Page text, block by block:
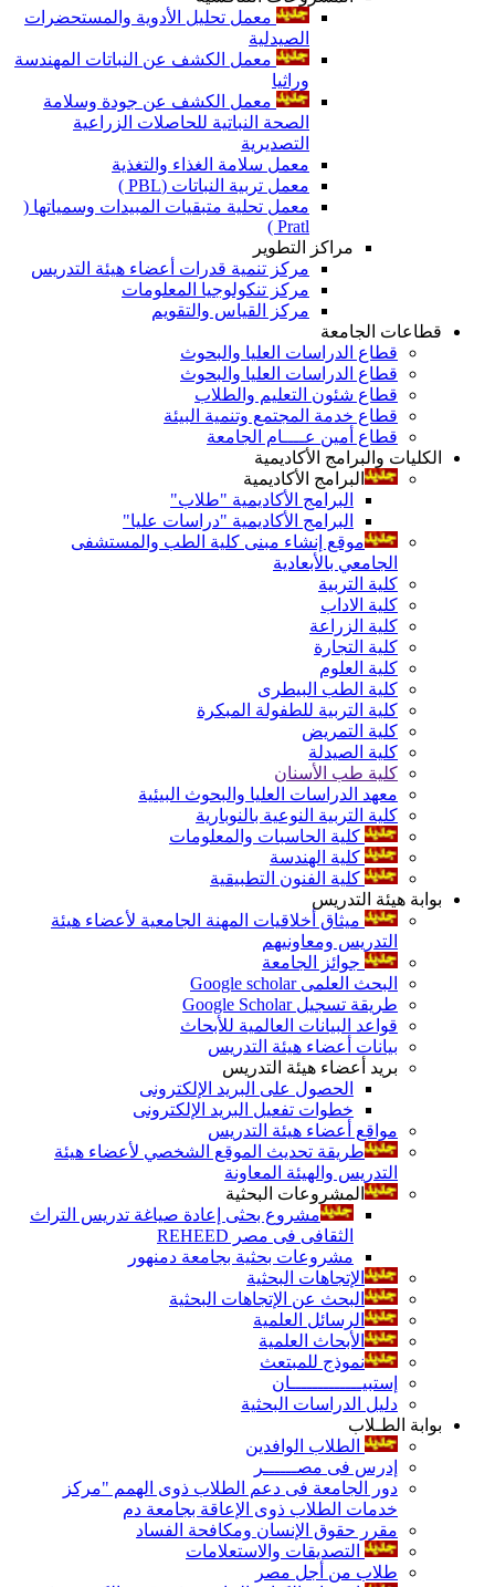
معمل تحليل الأدوية والمستحضرات
الصيدلية
معمل الكشف عن النباتات المهندسة
وراثيا
معمل الكشف عن جودة وسلامة
الصحة النباتية للحاصلات الزراعية
التصديرية
معمل سلامة الغذاء والتغذية
معمل تربية النباتات (PBL )
معمل تحلية متبقيات المبيدات وسمياتها (
Pratl )
مراكز التطوير
مركز تنمية قدرات أعضاء هيئة التدريس
مركز تنكولوجيا المعلومات
مركز القياس والتقويم
قطاعات الجامعة
قطاع الدراسات العليا والبحوث
قطاع الدراسات العليا والبحوث
قطاع شئون التعليم والطلاب
قطاع خدمة المجتمع وتنمية البيئة
قطاع أمين عــــام الجامعة
الكليات والبرامج الأكاديمية
البرامج الأكاديمية
البرامج الأكاديمية "طلاب"
البرامج الأكاديمية "دراسات عليا"
موقع إنشاء مبنى كلية الطب والمستشفى
الجامعي بالأبعادية
كلية التربية
كلية الاداب
كلية الزراعة
كلية التجارة
كلية العلوم
كلية الطب البيطرى
كلية التربية للطفولة المبكرة
كلية التمريض
كلية الصيدلة
كلية طب الأسنان
معهد الدراسات العليا والبحوث البيئية
كلية التربية النوعية بالنوبارية
كلية الحاسبات والمعلومات
كلية الهندسة
كلية الفنون التطبيقية
بوابة هيئة التدريس
ميثاق أخلاقيات المهنة الجامعية لأعضاء هيئة
التدريس ومعاونيهم
جوائز الجامعة
البحث العلمى Google scholar
طريقة تسجيل Google Scholar
قواعد البيانات العالمية للأبحاث
بيانات أعضاء هيئة التدريس
بريد أعضاء هيئة التدريس
الحصول على البريد الإلكترونى
خطوات تفعيل البريد الإلكترونى
مواقع أعضاء هيئة التدريس
طريقة تحديث الموقع الشخصي لأعضاء هيئة
التدريس والهيئة المعاونة
المشروعات البحثية
مشروع بحثى إعادة صياغة تدريس التراث
الثقافى فى مصر REHEED
مشروعات بحثية بجامعة دمنهور
الإتجاهات البحثية
البحث عن الإتجاهات البحثية
الرسائل العلمية
الأبحاث العلمية
نموذج للمبتعث
إستبيـــــــــــــان
دليل الدراسات البحثية
بوابة الطـلاب
الطلاب الوافدين
إدرس فى مصــــــر
دور الجامعة فى دعم الطلاب ذوى الهمم "مركز
خدمات الطلاب ذوى الإعاقة بجامعة دم
مقرر حقوق الإنسان ومكافحة الفساد
التصديقات والاستعلامات
طلاب من أجل مصر